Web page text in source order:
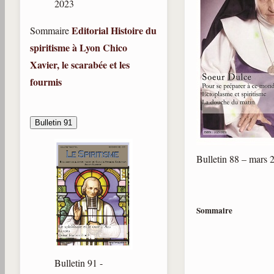
2023
SommaireEditorialHistoire du
spiritisme à LyonChico
Xavier, le scarabée et les
fourmis
Bulletin 91
Bulletin 91 -
Bulletin 88 – mars
Sommaire